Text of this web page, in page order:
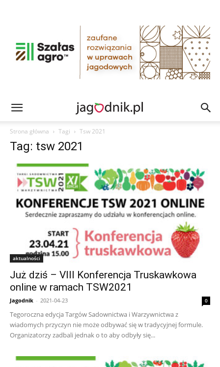
Strona główna Tagi Tsw 2021
Tag: tsw 2021
aktualności
Już dziś – VIII Konferencja Truskawkowa
online w ramach TSW2021
Jagodnik - 2021-04-23 0
Tegoroczna edycja Targów Sadownictwa i Warzywnictwa z
wiadomych przyczyn nie może odbywać się w tradycyjnej formule.
Organizatorzy zadbali jednak o to aby odbyły się...